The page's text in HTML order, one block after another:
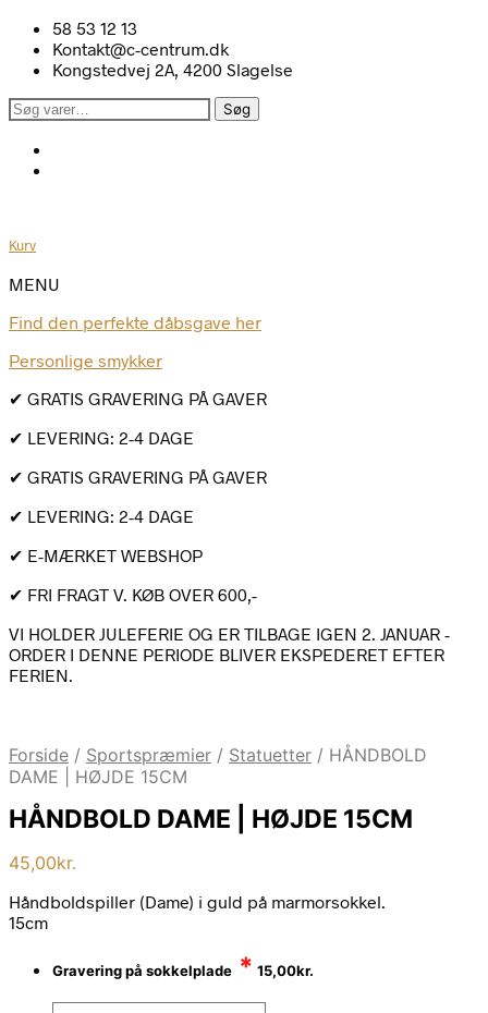
58 53 12 13
Kontakt@c-centrum.dk
Kongstedvej 2A, 4200 Slagelse
Søg
Søg
Kurv
MENU
Find den perfekte dåbsgave her
Personlige smykker
✔ GRATIS GRAVERING PÅ GAVER
✔ LEVERING: 2-4 DAGE
✔ GRATIS GRAVERING PÅ GAVER
✔ LEVERING: 2-4 DAGE
✔ E-MÆRKET WEBSHOP
✔ FRI FRAGT V. KØB OVER 600,-
VI HOLDER JULEFERIE OG ER TILBAGE IGEN 2. JANUAR -
ORDER I DENNE PERIODE BLIVER EKSPEDERET EFTER
FERIEN.
Forside / Sportspræmier / Statuetter / HÅNDBOLD
DAME | HØJDE 15CM
HÅNDBOLD DAME | HØJDE 15CM
45,00kr.
Håndboldspiller (Dame) i guld på marmorsokkel.
15cm
Gravering på sokkelplade * 15,00kr.